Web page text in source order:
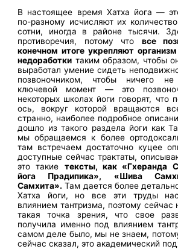
В настоящее время Хатха йога —
по-разному исчисляют их
сотни, иногда в районе тысячи.
противоречия, потому что все
конечном итоге укрепляют
недоработки таким образом, чтобы
выработал умение сидеть
позвоночником, чтобы ничего
ключевой момент — это
некоторых школах йоги говорят, что
ось, вокруг которой вращаются
странно, наиболее подробное
дошло из такого раздела йоги как
мы обращаемся к более
там встречаем достаточно куцее
доступные сейчас трактаты,
это такие тексты, как «Гхеранда
йога Прадипика», «Шива
Самхита». Там дается более
Хатха йоги, но все эти труды
влиянием тантризма, поэтому сейчас
такая точка зрения, что свое
получила именно под влиянием
самом деле было, мы не знаем,
сейчас сказал, это академический